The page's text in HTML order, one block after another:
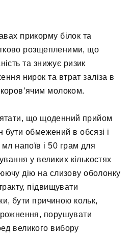
прикорму білок та
розщепленими, що
та знижує ризик
нирок та втрат заліза в
коров’ячим молоком.
що щоденний прийом
бути обмежений в обсязі і
напоїв і 50 грам для
у великих кількостях
дію на слизову оболонку
підвищувати
бути причиною кольк,
порушувати
великого вибору